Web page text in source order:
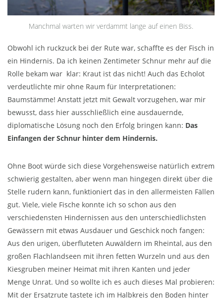
Manchmal warten wir verdammt lange auf einen Biss.
Obwohl ich ruckzuck bei der Rute war, schaffte es der Fisch in
ein Hindernis. Da ich keinen Zentimeter Schnur mehr auf die
Rolle bekam war klar: Kraut ist das nicht! Auch das Echolot
verdeutlichte mir ohne Raum für Interpretationen:
Baumstämme! Anstatt jetzt mit Gewalt vorzugehen, war mir
bewusst, dass hier ausschließlich eine ausdauernde,
diplomatische Lösung noch den Erfolg bringen kann: Das
Einfangen der Schnur hinter dem Hindernis.
Ohne Boot würde sich diese Vorgehensweise natürlich extrem
schwierig gestalten, aber wenn man hingegen direkt über die
Stelle rudern kann, funktioniert das in den allermeisten Fällen
gut. Viele, viele Fische konnte ich so schon aus den
verschiedensten Hindernissen aus den unterschiedlichsten
Gewässern mit etwas Ausdauer und Geschick noch fangen:
Aus den urigen, überfluteten Auwäldern im Rheintal, aus den
großen Flachlandseen mit ihren fetten Wurzeln und aus den
Kiesgruben meiner Heimat mit ihren Kanten und jeder
Menge Unrat. Und so wollte ich es auch dieses Mal probieren:
Mit der Ersatzrute tastete ich im Halbkreis den Boden hinter